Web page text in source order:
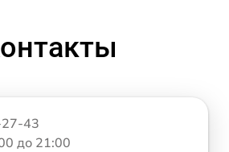
43
до 21:00